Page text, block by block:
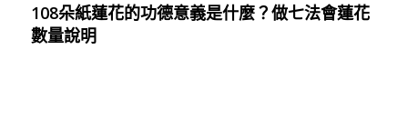
108朵紙蓮花的功德意義是什麼？做七法會蓮花
數量說明